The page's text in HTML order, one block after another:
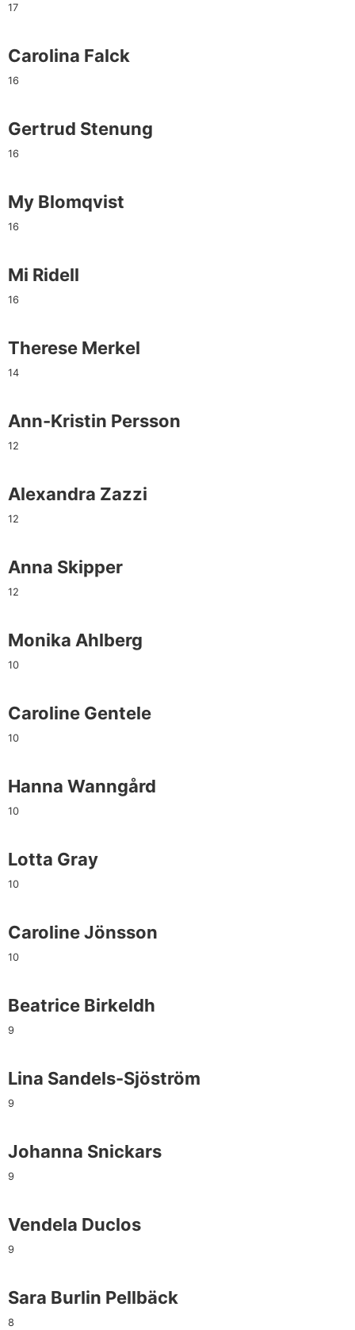
17
Carolina Falck
16
Gertrud Stenung
16
My Blomqvist
16
Mi Ridell
16
Therese Merkel
14
Ann-Kristin Persson
12
Alexandra Zazzi
12
Anna Skipper
12
Monika Ahlberg
10
Caroline Gentele
10
Hanna Wanngård
10
Lotta Gray
10
Caroline Jönsson
10
Beatrice Birkeldh
9
Lina Sandels-Sjöström
9
Johanna Snickars
9
Vendela Duclos
9
Sara Burlin Pellbäck
8